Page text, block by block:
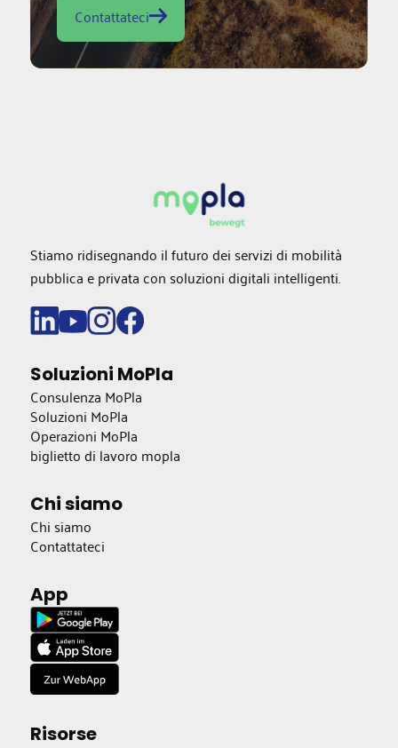
Contattateci
Stiamo ridisegnando il futuro dei servizi di mobilità
pubblica e privata con soluzioni digitali intelligenti.
Soluzioni MoPla
Consulenza MoPla
Soluzioni MoPla
Operazioni MoPla
biglietto di lavoro mopla
Chi siamo
Chi siamo
Contattateci
App
Risorse